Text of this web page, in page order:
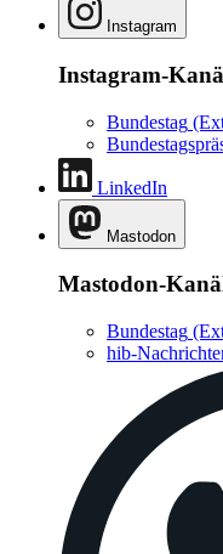
Instagram
Instagram-
Bundestag
LinkedIn
Mastodon
Mastodon-
Bundestag
hib-